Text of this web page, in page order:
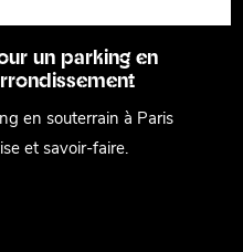
un parking en
en souterrain à Paris
et savoir-faire.